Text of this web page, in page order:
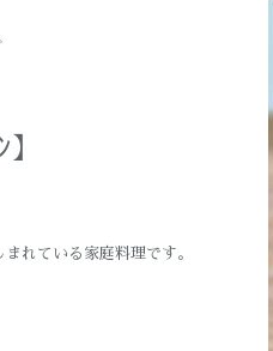
れている家庭料理です。